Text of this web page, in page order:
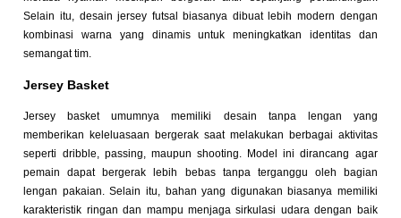
Selain itu, desain jersey futsal biasanya dibuat lebih modern dengan
kombinasi warna yang dinamis untuk meningkatkan identitas dan
semangat tim.
Jersey Basket
Jersey basket umumnya memiliki desain tanpa lengan yang
memberikan keleluasaan bergerak saat melakukan berbagai aktivitas
seperti dribble, passing, maupun shooting. Model ini dirancang agar
pemain dapat bergerak lebih bebas tanpa terganggu oleh bagian
lengan pakaian. Selain itu, bahan yang digunakan biasanya memiliki
karakteristik ringan dan mampu menjaga sirkulasi udara dengan baik